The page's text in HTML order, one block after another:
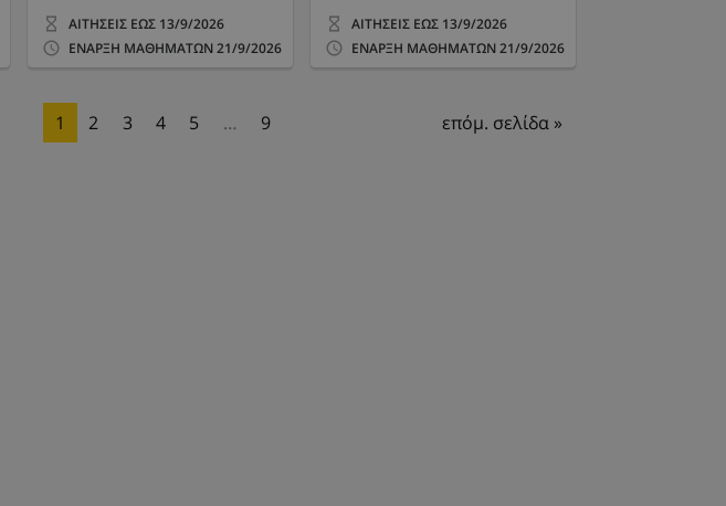
ΑΙΤΗΣΕΙΣ ΕΩΣ 13/9/2026
ΕΝΑΡΞΗ ΜΑΘΗΜΑΤΩΝ 21/9/2026
ΑΙΤΗΣΕΙΣ ΕΩΣ 13/9/2026
ΕΝΑΡΞΗ ΜΑΘΗΜΑΤΩΝ 21/9/2026
1 2 3 4 5 … 9 επόμ. σελίδα »